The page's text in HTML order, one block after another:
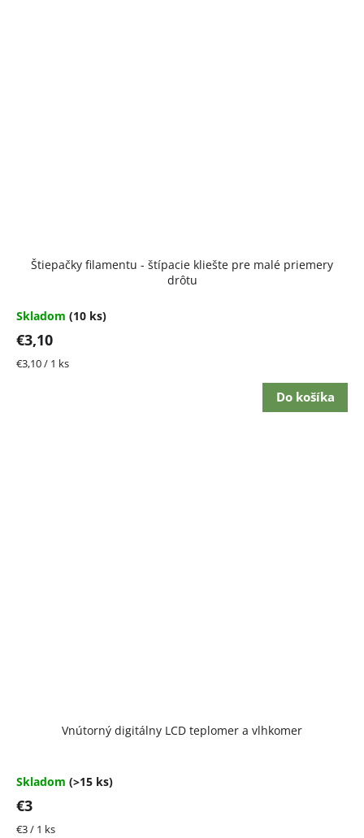
Štiepačky filamentu - štípacie kliešte pre malé priemery
drôtu
Skladom (10 ks)
€3,10
Jednotková
€3,10 / 1 ks
Do košíka
Vnútorný digitálny LCD teplomer a vlhkomer
Skladom (>15 ks)
€3
Jednotková
€3 / 1 ks